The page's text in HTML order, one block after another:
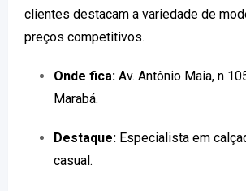
clientes destacam a variedade de
preços competitivos.
Onde fica: Av. Antônio Maia, n
Marabá.
Destaque: Especialista em
casual.